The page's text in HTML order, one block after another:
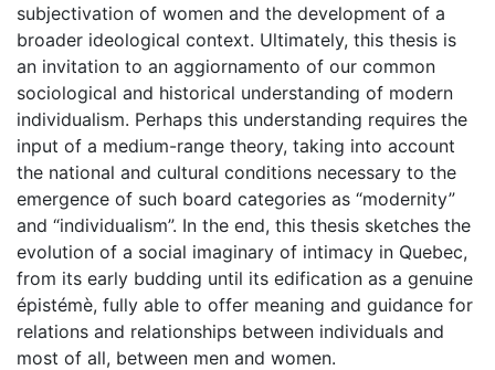
subjectivation of women and the development of a
broader ideological context. Ultimately, this thesis is
an invitation to an aggiornamento of our common
sociological and historical understanding of modern
individualism. Perhaps this understanding requires the
input of a medium-range theory, taking into account
the national and cultural conditions necessary to the
emergence of such board categories as “modernity”
and “individualism”. In the end, this thesis sketches the
evolution of a social imaginary of intimacy in Quebec,
from its early budding until its edification as a genuine
épistémè, fully able to offer meaning and guidance for
relations and relationships between individuals and
most of all, between men and women.